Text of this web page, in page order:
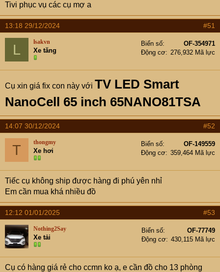
Tivi phục vụ các cụ mợ a
13:18 29/12/2024 #51
L lsakvn
Xe tăng
Biển số
OF-354971
Động cơ
276,932 Mã lực
Cụ xin giá fix con này với TV LED Smart
NanoCell 65 inch 65NANO81TSA
14:07 30/12/2024 #52
T thongmy
Xe hơi
Biển số
OF-149559
Động cơ
359,464 Mã lực
Tiếc cụ không ship được hàng đi phú yên nhỉ
Em cần mua khá nhiều đồ
12:12 01/01/2025 #53
Nothing2Say
Xe tải
Biển số
OF-77749
Động cơ
430,115 Mã lực
Cụ có hàng giá rẻ cho ccmn ko ạ, e cần đồ cho 13 phòng